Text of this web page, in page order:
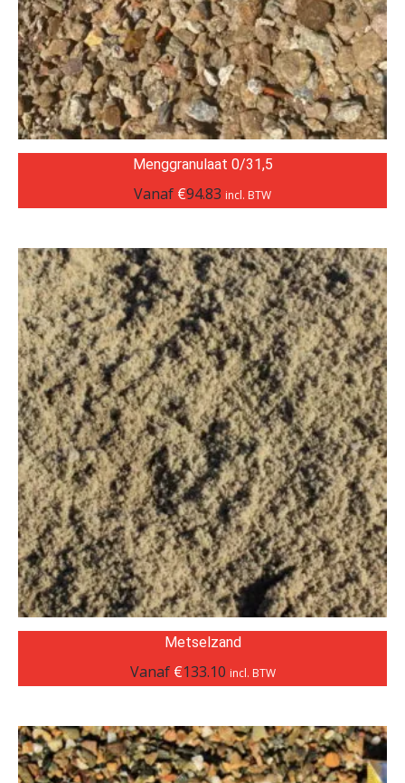
Menggranulaat 0/31,5
Vanaf €94.83 incl. BTW
Metselzand
Vanaf €133.10 incl. BTW